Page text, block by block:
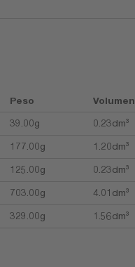
Peso
Volumen
39.00g 0.23dm³
177.00g 1.20dm³
125.00g 0.23dm³
703.00g 4.01dm³
329.00g 1.56dm³